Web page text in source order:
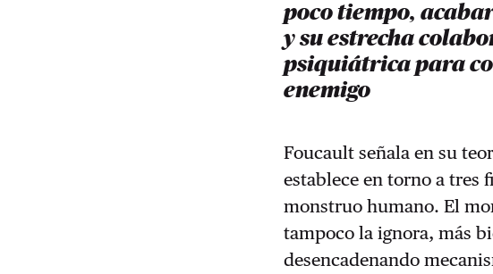
poco tiempo,
y su estrecha
psiquiátrica para
enemigo
Foucault señala en su
establece en torno a tres
monstruo humano. El
tampoco la ignora, más
desencadenando